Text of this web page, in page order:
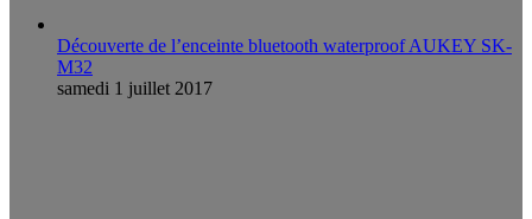
Découverte de l’enceinte bluetooth waterproof AUKEY SK-
M32
samedi 1 juillet 2017